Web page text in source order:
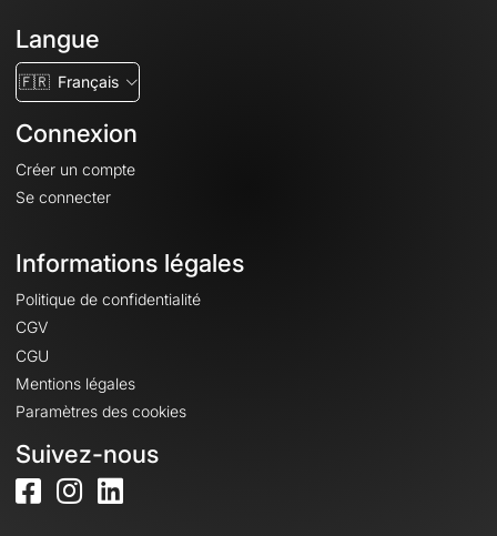
Langue
🇫🇷 Français
Connexion
Créer un compte
Se connecter
Informations légales
Politique de confidentialité
CGV
CGU
Mentions légales
Paramètres des cookies
Suivez-nous